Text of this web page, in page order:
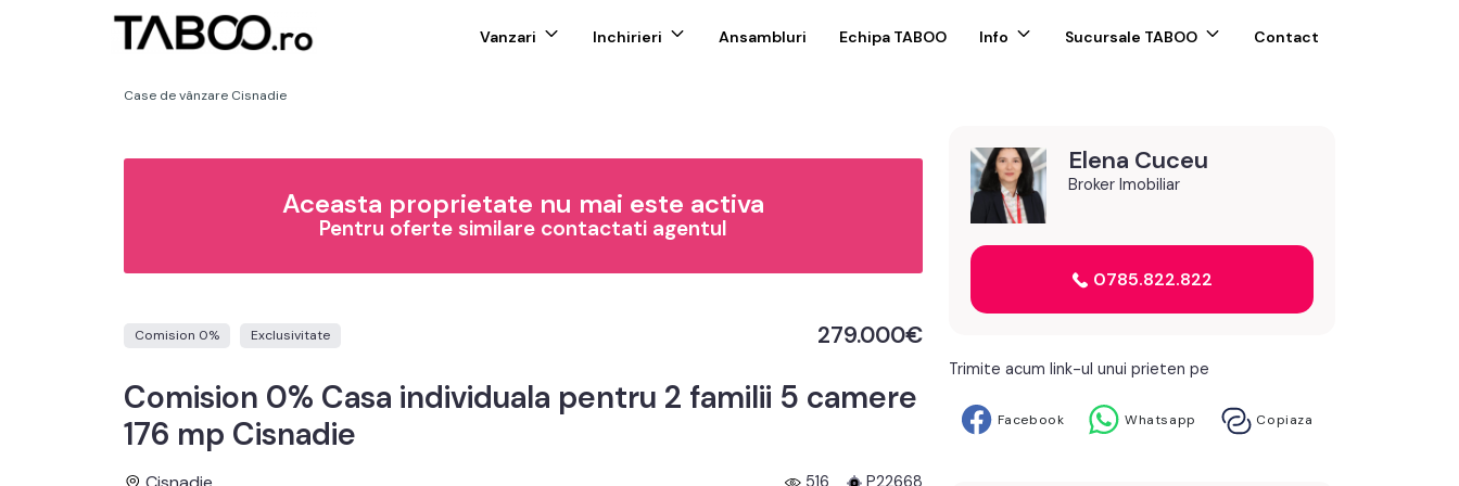
Vanzari Inchirieri Ansambluri Echipa TABOO Info Sucursale TABOO Contact
Case de vânzare Cisnadie
Aceasta proprietate nu mai este activa
Pentru oferte similare contactati agentul
Comision 0% Exclusivitate 279.000€
Comision 0% Casa individuala pentru 2 familii 5 camere
176 mp Cisnadie
516 P22668
Elena Cuceu
Broker Imobiliar
0785.822.822
Trimite acum link-ul unui prieten pe
Facebook Whatsapp Copiaza